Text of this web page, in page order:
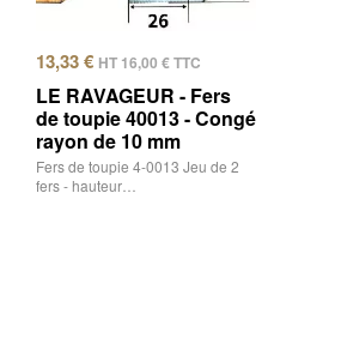
13,33€ HT 16,00 €TTC
LE RAVAGEUR - Fers
de toupie 40013 - Congé
rayon de 10 mm
Fers de toupie 4-0013 Jeu de 2
fers - hauteur…